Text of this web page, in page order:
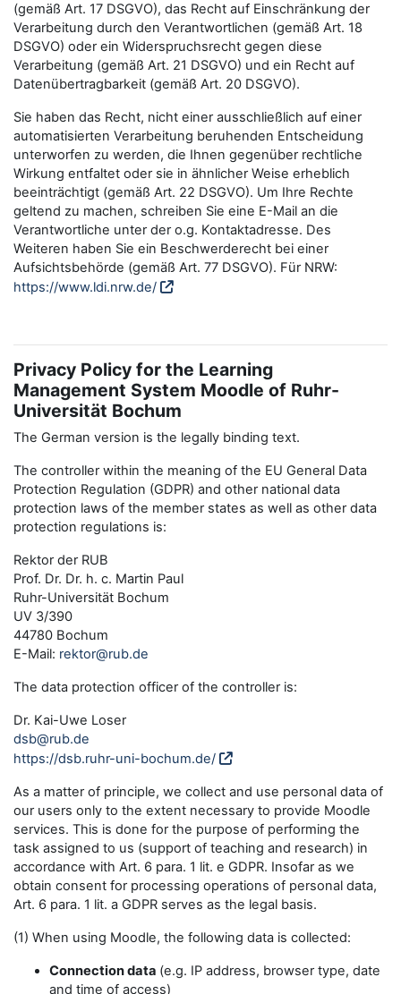
(gemäß Art. 17 DSGVO), das Recht auf Einschränkung der
Verarbeitung durch den Verantwortlichen (gemäß Art. 18
DSGVO) oder ein Widerspruchsrecht gegen diese
Verarbeitung (gemäß Art. 21 DSGVO) und ein Recht auf
Datenübertragbarkeit (gemäß Art. 20 DSGVO).
Sie haben das Recht, nicht einer ausschließlich auf einer
automatisierten Verarbeitung beruhenden Entscheidung
unterworfen zu werden, die Ihnen gegenüber rechtliche
Wirkung entfaltet oder sie in ähnlicher Weise erheblich
beeinträchtigt (gemäß Art. 22 DSGVO). Um Ihre Rechte
geltend zu machen, schreiben Sie eine E-Mail an die
Verantwortliche unter der o.g. Kontaktadresse. Des
Weiteren haben Sie ein Beschwerderecht bei einer
Aufsichtsbehörde (gemäß Art. 77 DSGVO). Für NRW:
https://www.ldi.nrw.de/
Privacy Policy for the Learning
Management System Moodle of Ruhr-
Universität Bochum
The German version is the legally binding text.
The controller within the meaning of the EU General Data
Protection Regulation (GDPR) and other national data
protection laws of the member states as well as other data
protection regulations is:
Rektor der RUB
Prof. Dr. Dr. h. c. Martin Paul
Ruhr-Universität Bochum
UV 3/390
44780 Bochum
E-Mail: rektor@rub.de
The data protection officer of the controller is:
Dr. Kai-Uwe Loser
dsb@rub.de
https://dsb.ruhr-uni-bochum.de/
As a matter of principle, we collect and use personal data of
our users only to the extent necessary to provide Moodle
services. This is done for the purpose of performing the
task assigned to us (support of teaching and research) in
accordance with Art. 6 para. 1 lit. e GDPR. Insofar as we
obtain consent for processing operations of personal data,
Art. 6 para. 1 lit. a GDPR serves as the legal basis.
(1) When using Moodle, the following data is collected:
Connection data (e.g. IP address, browser type, date
and time of access)